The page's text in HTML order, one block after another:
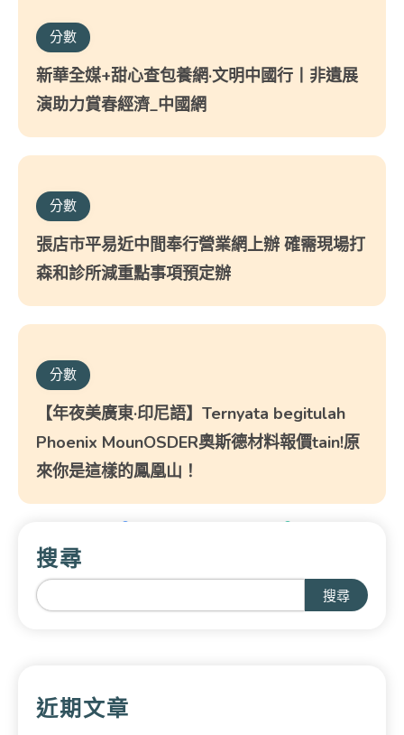
分數
新華全媒+甜心查包養網·文明中國行丨非遺展
演助力賞春經濟_中國網
分數
張店市平易近中間奉行營業網上辦 確需現場打
森和診所減重點事項預定辦
分數
【年夜美廣東·印尼語】Ternyata begitulah
Phoenix MounOSDER奧斯德材料報價tain!原
來你是這樣的鳳凰山！
搜尋
搜尋
近期文章